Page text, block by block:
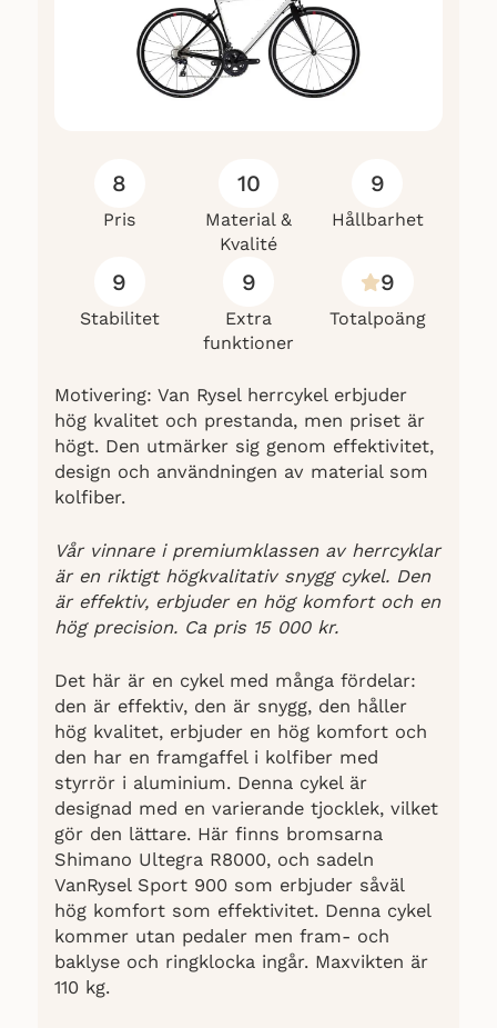
8
Pris
10
Material &
Kvalité
9
Hållbarhet
9
Stabilitet
9
Extra
funktioner
9
Totalpoäng
Motivering: Van Rysel herrcykel erbjuder
hög kvalitet och prestanda, men priset är
högt. Den utmärker sig genom effektivitet,
design och användningen av material som
kolfiber.
Vår vinnare i premiumklassen av herrcyklar
är en riktigt högkvalitativ snygg cykel. Den
är effektiv, erbjuder en hög komfort och en
hög precision. Ca pris 15 000 kr.
Det här är en cykel med många fördelar:
den är effektiv, den är snygg, den håller
hög kvalitet, erbjuder en hög komfort och
den har en framgaffel i kolfiber med
styrrör i aluminium. Denna cykel är
designad med en varierande tjocklek, vilket
gör den lättare. Här finns bromsarna
Shimano Ultegra R8000, och sadeln
VanRysel Sport 900 som erbjuder såväl
hög komfort som effektivitet. Denna cykel
kommer utan pedaler men fram- och
baklyse och ringklocka ingår. Maxvikten är
110 kg.